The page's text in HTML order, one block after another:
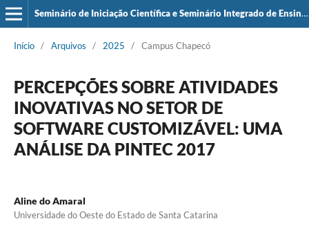
Seminário de Iniciação Científica e Seminário Integrado de Ensino, Pesquisa e Extensão (SIEPE)
Início / Arquivos / 2025 / Campus Chapecó
PERCEPÇÕES SOBRE ATIVIDADES
INOVATIVAS NO SETOR DE
SOFTWARE CUSTOMIZÁVEL: UMA
ANÁLISE DA PINTEC 2017
Aline do Amaral
Universidade do Oeste do Estado de Santa Catarina